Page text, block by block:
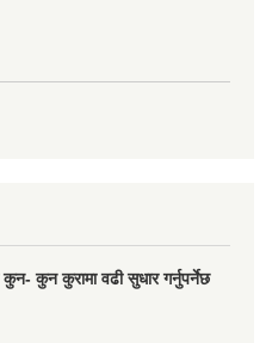
कुन- कुन कुरामा वढी सुधार गर्नुपर्नेछ